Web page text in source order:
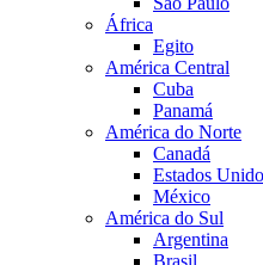
África
Egito
América Central
Cuba
Panamá
América do Norte
Canadá
Estados
México
América do Sul
Argentina
Brasil